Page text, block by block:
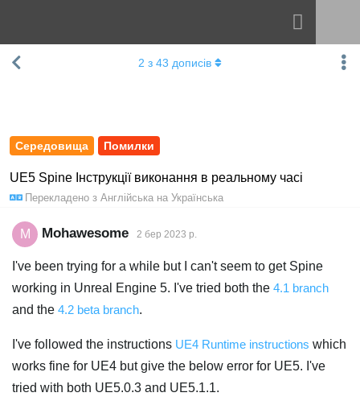
ГОЛОВНА Spine
Навчання
Запитання
Спробувати
Купити
Середовища Помилки
UE5 Spine Інструкції виконання в реальному часі
Перекладено з Англійська на Українська
2 з 43 дописів
M Mohawesome 2 бер 2023 р.
I've been trying for a while but I can't seem to get Spine
working in Unreal Engine 5. I've tried both the 4.1 branch
and the 4.2 beta branch.
I've followed the instructions UE4 Runtime instructions which
works fine for UE4 but give the below error for UE5. I've
tried with both UE5.0.3 and UE5.1.1.